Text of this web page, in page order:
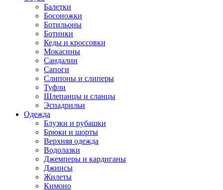
Балетки
Босоножки
Ботильоны
Ботинки
Кеды и кроссовки
Мокасины
Сандалии
Сапоги
Слипоны и слиперы
Туфли
Шлепанцы и сланцы
Эспадрильи
Одежда
Блузки и рубашки
Брюки и шорты
Верхняя одежда
Водолазки
Джемперы и кардиганы
Джинсы
Жилеты
Кимоно